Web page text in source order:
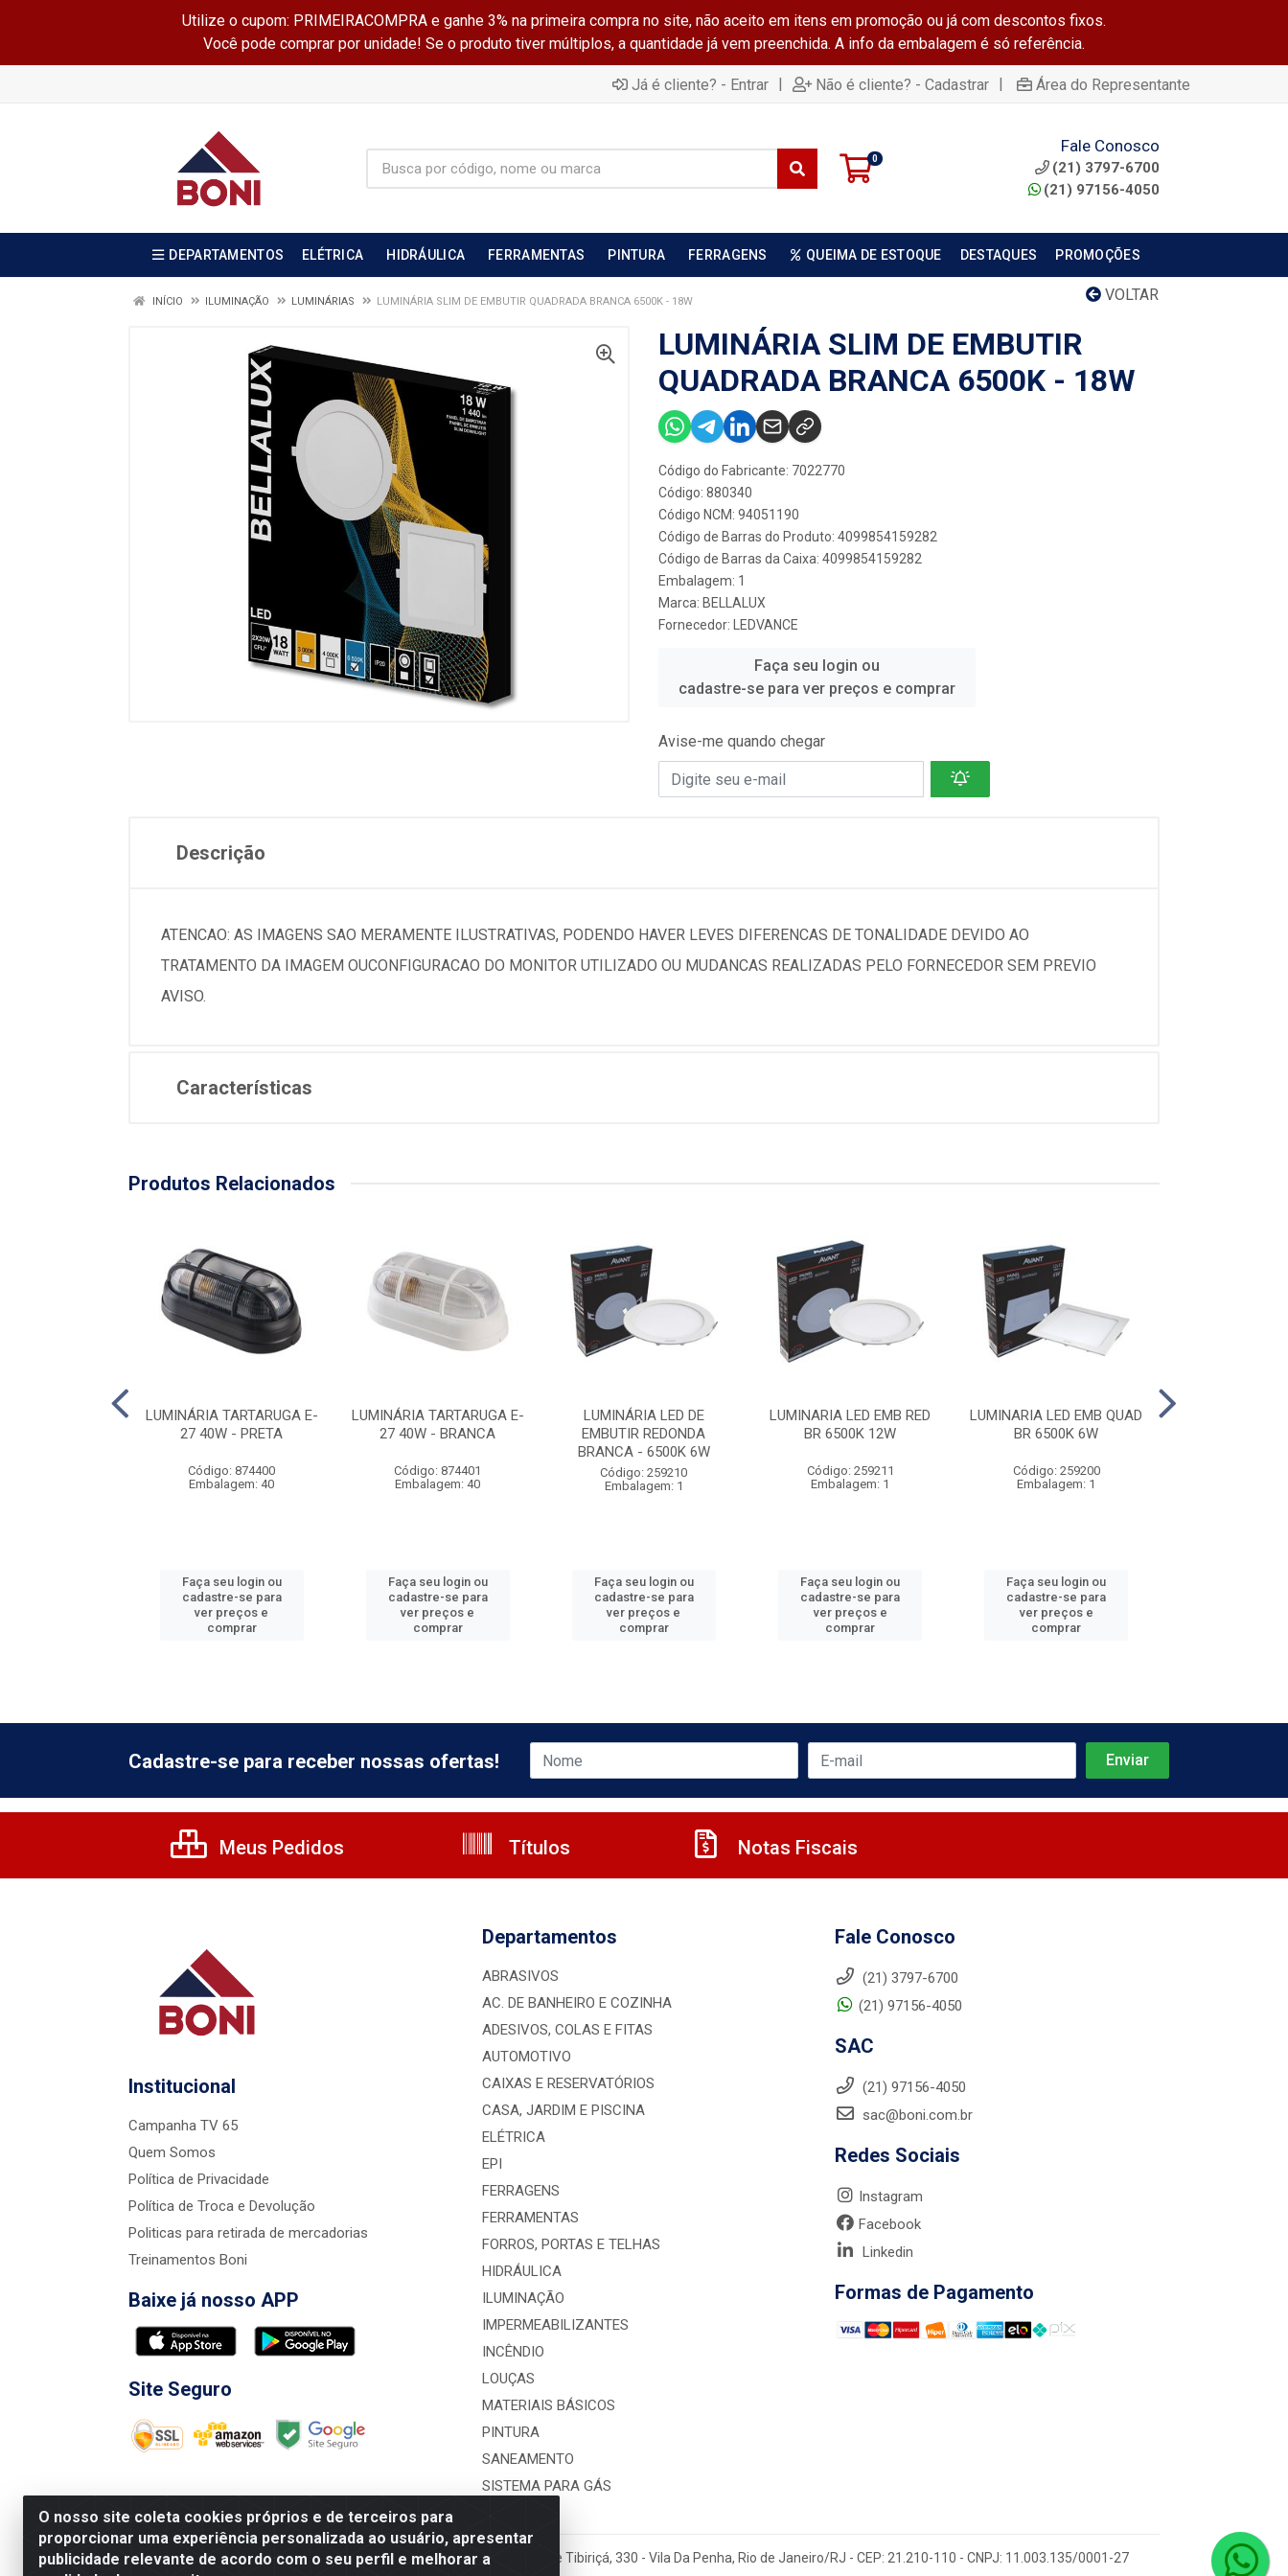
Utilize o cupom: PRIMEIRACOMPRA e ganhe 3% na primeira compra no site, não aceito em itens em promoção ou já com descontos fixos.
Você pode comprar por unidade! Se o produto tiver múltiplos, a quantidade já vem preenchida. A info da embalagem é só referência.
Já é cliente? - Entrar | Não é cliente? - Cadastrar | Área do Representante
0
Fale Conosco
(21) 3797-6700
(21) 97156-4050
DEPARTAMENTOS ELÉTRICA HIDRÁULICA FERRAMENTAS PINTURA FERRAGENS QUEIMA DE ESTOQUE DESTAQUES PROMOÇÕES
VOLTAR
INÍCIO ILUMINAÇÃO LUMINÁRIAS LUMINÁRIA SLIM DE EMBUTIR QUADRADA BRANCA 6500K - 18W
LUMINÁRIA SLIM DE EMBUTIR
QUADRADA BRANCA 6500K - 18W
Código do Fabricante: 7022770
Código: 880340
Código NCM: 94051190
Código de Barras do Produto: 4099854159282
Código de Barras da Caixa: 4099854159282
Embalagem: 1
Marca: BELLALUX
Fornecedor:
LEDVANCE
Faça seu login ou
cadastre-se para ver preços e comprar
Avise-me quando chegar
Descrição
ATENCAO: AS IMAGENS SAO MERAMENTE ILUSTRATIVAS, PODENDO HAVER LEVES DIFERENCAS DE TONALIDADE DEVIDO AO
TRATAMENTO DA IMAGEM OUCONFIGURACAO DO MONITOR UTILIZADO OU MUDANCAS REALIZADAS PELO FORNECEDOR SEM PREVIO
AVISO.
Características
Produtos Relacionados
LUMINÁRIA TARTARUGA E-
27 40W - PRETA
Código: 874400
Embalagem: 40
Faça seu login ou
cadastre-se para
ver preços e
comprar
LUMINÁRIA TARTARUGA E-
27 40W - BRANCA
Código: 874401
Embalagem: 40
Faça seu login ou
cadastre-se para
ver preços e
comprar
LUMINÁRIA LED DE
EMBUTIR REDONDA
BRANCA - 6500K 6W
Código: 259210
Embalagem: 1
Faça seu login ou
cadastre-se para
ver preços e
comprar
LUMINARIA LED EMB RED
BR 6500K 12W
Código: 259211
Embalagem: 1
Faça seu login ou
cadastre-se para
ver preços e
comprar
LUMINARIA LED EMB QUAD
BR 6500K 6W
Código: 259200
Embalagem: 1
Faça seu login ou
cadastre-se para
ver preços e
comprar
O nosso site coleta cookies próprios e de terceiros para
proporcionar uma experiência personalizada ao usuário, apresentar
publicidade relevante de acordo com o seu perfil e melhorar a
Cadastre-se para receber nossas ofertas!
Meus Pedidos Títulos Notas Fiscais
Institucional
Campanha TV 65
Quem Somos
Política de Privacidade
Política de Troca e Devolução
Politicas para retirada de mercadorias
Treinamentos Boni
Baixe já nosso APP
Site Seguro
Departamentos
ABRASIVOS
AC. DE BANHEIRO E COZINHA
ADESIVOS, COLAS E FITAS
AUTOMOTIVO
CAIXAS E RESERVATÓRIOS
CASA, JARDIM E PISCINA
ELÉTRICA
EPI
FERRAGENS
FERRAMENTAS
FORROS, PORTAS E TELHAS
HIDRÁULICA
ILUMINAÇÃO
IMPERMEABILIZANTES
INCÊNDIO
LOUÇAS
MATERIAIS BÁSICOS
PINTURA
SANEAMENTO
SISTEMA PARA GÁS
Fale Conosco
(21) 3797-6700
(21) 97156-4050
SAC
(21) 97156-4050
sac@boni.com.br
Redes Sociais
Instagram
Facebook
Linkedin
Formas de Pagamento
Nova Boni Distribuidora de Material de Construção LTDA - Rua Alice Tibiriçá, 330 - Vila Da Penha, Rio de Janeiro/RJ - CEP: 21.210-110 - CNPJ: 11.003.135/0001-27